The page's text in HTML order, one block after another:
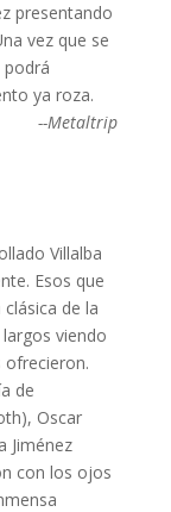
presentando
vez que se
ya roza.
--Metaltrip
Villalba
Esos que
de la
viendo
ofrecieron.
de
Oscar
Jiménez
con los ojos